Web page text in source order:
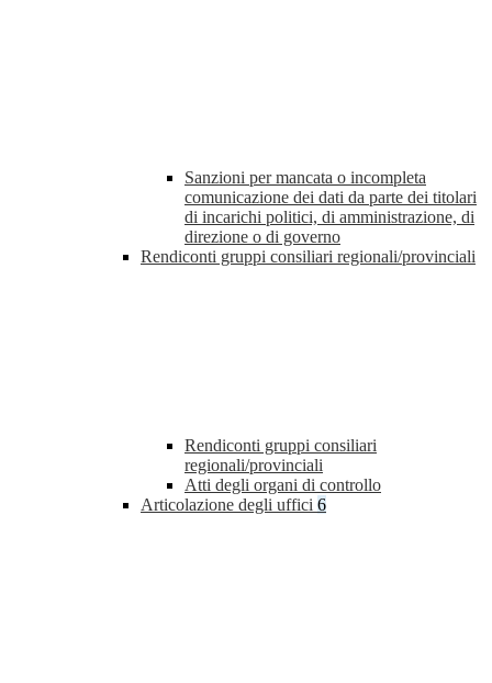
Sanzioni per mancata o incompleta
comunicazione dei dati da parte dei titolari
di incarichi politici, di amministrazione, di
direzione o di governo
Rendiconti gruppi consiliari regionali/provinciali
Rendiconti gruppi consiliari
regionali/provinciali
Atti degli organi di controllo
Articolazione degli uffici 6